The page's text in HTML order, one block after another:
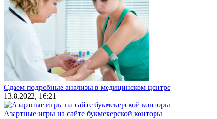
Сдаем подробные анализы в медицинском центре
13.8.2022, 16:21
Азартные игры на сайте букмекерской конторы